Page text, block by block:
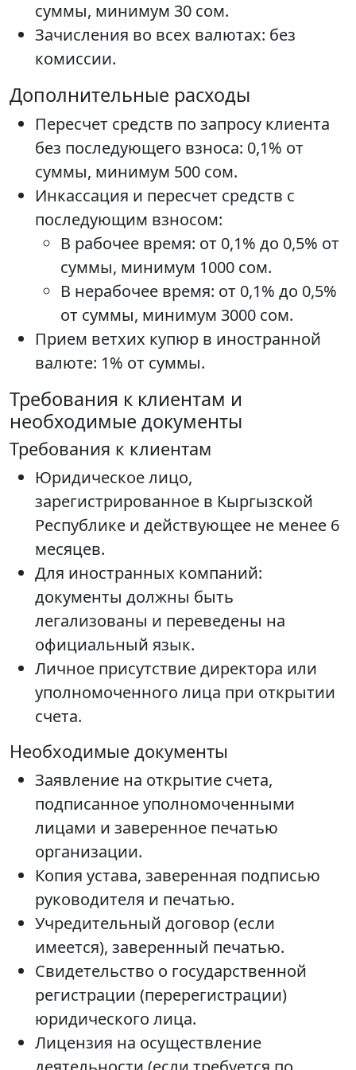
суммы, минимум 30 сом.
Зачисления во всех валютах: без
комиссии.
Дополнительные расходы
Пересчет средств по запросу клиента
без последующего взноса: 0,1% от
суммы, минимум 500 сом.
Инкассация и пересчет средств с
последующим взносом:
В рабочее время: от 0,1% до 0,5% от
суммы, минимум 1000 сом.
В нерабочее время: от 0,1% до 0,5%
от суммы, минимум 3000 сом.
Прием ветхих купюр в иностранной
валюте: 1% от суммы.
Требования к клиентам и
необходимые документы
Требования к клиентам
Юридическое лицо,
зарегистрированное в Кыргызской
Республике и действующее не менее 6
месяцев.
Для иностранных компаний:
документы должны быть
легализованы и переведены на
официальный язык.
Личное присутствие директора или
уполномоченного лица при открытии
счета.
Необходимые документы
Заявление на открытие счета,
подписанное уполномоченными
лицами и заверенное печатью
организации.
Копия устава, заверенная подписью
руководителя и печатью.
Учредительный договор (если
имеется), заверенный печатью.
Свидетельство о государственной
регистрации (перерегистрации)
юридического лица.
Лицензия на осуществление